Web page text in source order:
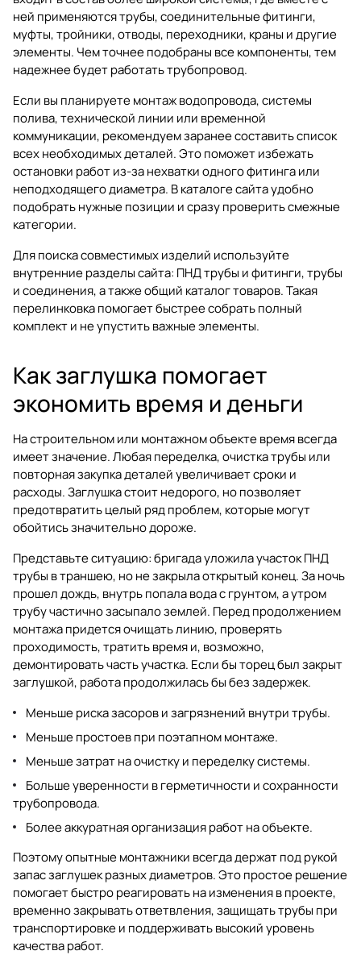
ней применяются трубы, соединительные фитинги,
муфты, тройники, отводы, переходники, краны и другие
элементы. Чем точнее подобраны все компоненты, тем
надежнее будет работать трубопровод.
Если вы планируете монтаж водопровода, системы
полива, технической линии или временной
коммуникации, рекомендуем заранее составить список
всех необходимых деталей. Это поможет избежать
остановки работ из-за нехватки одного фитинга или
неподходящего диаметра. В каталоге сайта удобно
подобрать нужные позиции и сразу проверить смежные
категории.
Для поиска совместимых изделий используйте
внутренние разделы сайта: ПНД трубы и фитинги,трубы
и соединения, а также общий каталог товаров. Такая
перелинковка помогает быстрее собрать полный
комплект и не упустить важные элементы.
Как заглушка помогает
экономить время и деньги
На строительном или монтажном объекте время всегда
имеет значение. Любая переделка, очистка трубы или
повторная закупка деталей увеличивает сроки и
расходы. Заглушка стоит недорого, но позволяет
предотвратить целый ряд проблем, которые могут
обойтись значительно дороже.
Представьте ситуацию: бригада уложила участок ПНД
трубы в траншею, но не закрыла открытый конец. За ночь
прошел дождь, внутрь попала вода с грунтом, а утром
трубу частично засыпало землей. Перед продолжением
монтажа придется очищать линию, проверять
проходимость, тратить время и, возможно,
демонтировать часть участка. Если бы торец был закрыт
заглушкой, работа продолжилась бы без задержек.
Меньше риска засоров и загрязнений внутри трубы.
Меньше простоев при поэтапном монтаже.
Меньше затрат на очистку и переделку системы.
Больше уверенности в герметичности и сохранности
трубопровода.
Более аккуратная организация работ на объекте.
Поэтому опытные монтажники всегда держат под рукой
запас заглушек разных диаметров. Это простое решение
помогает быстро реагировать на изменения в проекте,
временно закрывать ответвления, защищать трубы при
транспортировке и поддерживать высокий уровень
качества работ.